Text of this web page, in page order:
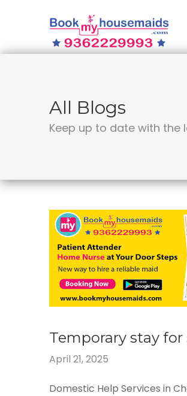
All Blogs
Keep up to date with the
Temporary stay
April 21, 2025
Domestic Help Services in